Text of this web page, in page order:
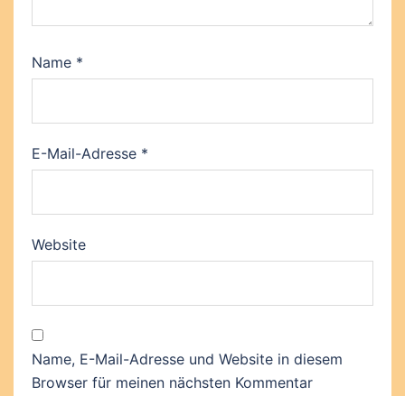
Name *
E-Mail-Adresse *
Website
Name, E-Mail-Adresse und Website in diesem
Browser für meinen nächsten Kommentar